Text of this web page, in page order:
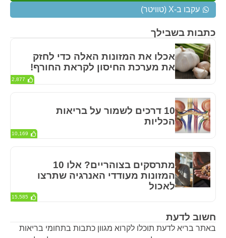
חשוב לדעת
באתר בריא לדעת תוכלו לקרוא מגוון כתבות בתחומי בריאות
כתבות בשבילך
אכלו את המזונות האלה כדי לחזק
את מערכת החיסון לקראת החורף!
2,877
10 דרכים לשמור על בריאות
הכליות
10,169
מתרסקים בצוהריים? אלו 10
המזונות מעודדי האנרגיה שתרצו
לאכול
15,585
עקבו ב-X (טוויטר)